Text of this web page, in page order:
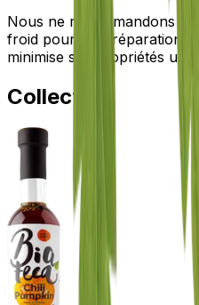
Nous ne recommandons
froid pour les préparations
minimise ses propriétés utiles.
Collection